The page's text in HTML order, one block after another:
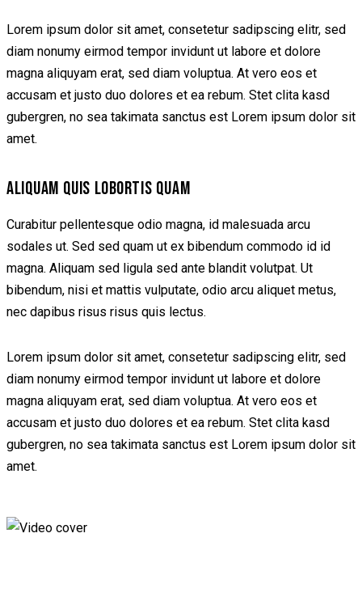
Lorem ipsum dolor sit amet, consetetur sadipscing elitr, sed
diam nonumy eirmod tempor invidunt ut labore et dolore
magna aliquyam erat, sed diam voluptua. At vero eos et
accusam et justo duo dolores et ea rebum. Stet clita kasd
gubergren, no sea takimata sanctus est Lorem ipsum dolor sit
amet.
ALIQUAM QUIS LOBORTIS QUAM
Curabitur pellentesque odio magna, id malesuada arcu
sodales ut. Sed sed quam ut ex bibendum commodo id id
magna. Aliquam sed ligula sed ante blandit volutpat. Ut
bibendum, nisi et mattis vulputate, odio arcu aliquet metus,
nec dapibus risus risus quis lectus.
Lorem ipsum dolor sit amet, consetetur sadipscing elitr, sed
diam nonumy eirmod tempor invidunt ut labore et dolore
magna aliquyam erat, sed diam voluptua. At vero eos et
accusam et justo duo dolores et ea rebum. Stet clita kasd
gubergren, no sea takimata sanctus est Lorem ipsum dolor sit
amet.